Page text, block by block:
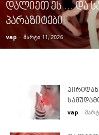
დალიეთ ეს … და
პარაზიტები
vap - მარტი 11, 2026
vap -